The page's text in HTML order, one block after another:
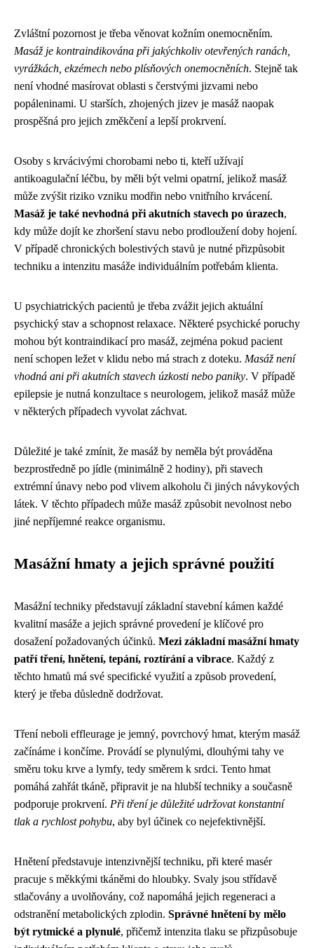
Zvláštní pozornost je třeba věnovat kožním onemocněním.
Masáž je kontraindikována při jakýchkoliv otevřených ranách,
vyrážkách, ekzémech nebo plísňových onemocněních. Stejně tak
není vhodné masírovat oblasti s čerstvými jizvami nebo
popáleninami. U starších, zhojených jizev je masáž naopak
prospěšná pro jejich změkčení a lepší prokrvení.
Osoby s krvácivými chorobami nebo ti, kteří užívají
antikoagulační léčbu, by měli být velmi opatrní, jelikož masáž
může zvýšit riziko vzniku modřin nebo vnitřního krvácení.
Masáž je také nevhodná při akutních stavech po úrazech,
kdy může dojít ke zhoršení stavu nebo prodloužení doby hojení.
V případě chronických bolestivých stavů je nutné přizpůsobit
techniku a intenzitu masáže individuálním potřebám klienta.
U psychiatrických pacientů je třeba zvážit jejich aktuální
psychický stav a schopnost relaxace. Některé psychické poruchy
mohou být kontraindikací pro masáž, zejména pokud pacient
není schopen ležet v klidu nebo má strach z doteku. Masáž není
vhodná ani při akutních stavech úzkosti nebo paniky. V případě
epilepsie je nutná konzultace s neurologem, jelikož masáž může
v některých případech vyvolat záchvat.
Důležité je také zmínit, že masáž by neměla být prováděna
bezprostředně po jídle (minimálně 2 hodiny), při stavech
extrémní únavy nebo pod vlivem alkoholu či jiných návykových
látek. V těchto případech může masáž způsobit nevolnost nebo
jiné nepříjemné reakce organismu.
Masážní hmaty a jejich správné použití
Masážní techniky představují základní stavební kámen každé
kvalitní masáže a jejich správné provedení je klíčové pro
dosažení požadovaných účinků. Mezi základní masážní hmaty
patří tření, hnětení, tepání, roztírání a vibrace. Každý z
těchto hmatů má své specifické využití a způsob provedení,
který je třeba důsledně dodržovat.
Tření neboli effleurage je jemný, povrchový hmat, kterým masáž
začínáme i končíme. Provádí se plynulými, dlouhými tahy ve
směru toku krve a lymfy, tedy směrem k srdci. Tento hmat
pomáhá zahřát tkáně, připravit je na hlubší techniky a současně
podporuje prokrvení. Při tření je důležité udržovat konstantní
tlak a rychlost pohybu, aby byl účinek co nejefektivnější.
Hnětení představuje intenzivnější techniku, při které masér
pracuje s měkkými tkáněmi do hloubky. Svaly jsou střídavě
stlačovány a uvolňovány, což napomáhá jejich regeneraci a
odstranění metabolických zplodin. Správné hnětení by mělo
být rytmické a plynulé, přičemž intenzita tlaku se přizpůsobuje